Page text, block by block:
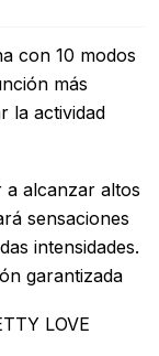
con 10 modos
más
la actividad
a alcanzar altos
sensaciones
intensidades.
garantizada
LOVE